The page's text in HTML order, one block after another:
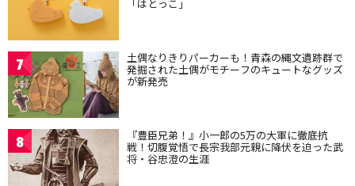
「はとっこ」
7 土偶なりきりパーカーも！青森の縄文遺跡群で
発掘された土偶がモチーフのキュートなグッズ
が新発売
8 『豊臣兄弟！』小一郎の5万の大軍に徹底抗
戦！切腹覚悟で長宗我部元親に降伏を迫った武
将・谷忠澄の生涯